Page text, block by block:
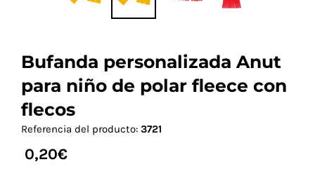
Bufanda personalizada Anut
para niño de polar fleece con
flecos
Referencia del producto: 3721
0,20€